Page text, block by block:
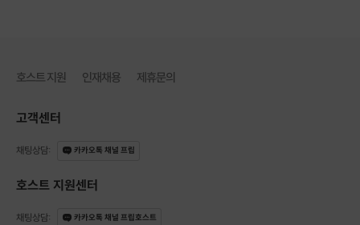
호스트 지원 인재채용 제휴문의
고객센터
채팅상담: 카카오톡 채널 프립
호스트 지원센터
채팅상담: 카카오톡 채널 프립호스트